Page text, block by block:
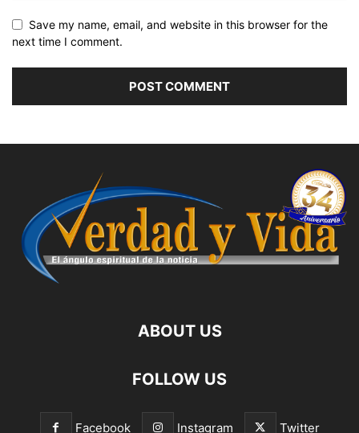
Save my name, email, and website in this browser for the
next time I comment.
ABOUT US
FOLLOW US
Facebook Instagram Twitter